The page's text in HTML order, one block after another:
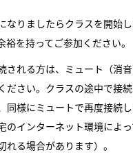
なりましたらクラスを開始
裕を持ってご参加ください。
される方は、ミュート（消
ださい。クラスの途中で接
同様にミュートで再度接続
のインターネット環境によ
れる場合があります）。